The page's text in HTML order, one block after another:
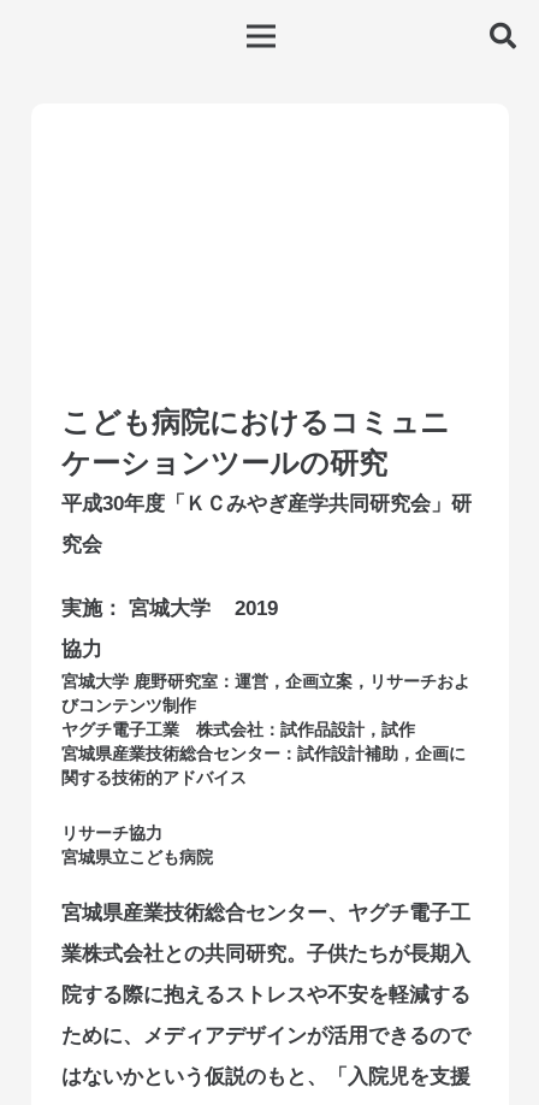
こども病院におけるコミュニ
ケーションツールの研究
平成30年度「ＫＣみやぎ産学共同研究会」研
究会
実施： 宮城大学
2019
協力
宮城大学 鹿野研究室：運営，企画立案，リサーチおよ
びコンテンツ制作
ヤグチ電子工業 株式会社：試作品設計，試作
宮城県産業技術総合センター：試作設計補助，企画に
関する技術的アドバイス
リサーチ協力
宮城県立こども病院
宮城県産業技術総合センター、ヤグチ電子工
業株式会社との共同研究。子供たちが長期入
院する際に抱えるストレスや不安を軽減する
ために、メディアデザインが活用できるので
はないかという仮説のもと、「入院児を支援